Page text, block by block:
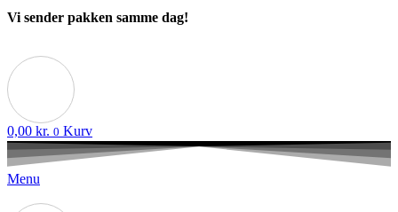
Vi sender pakken samme dag!
0,00 kr. 0 Kurv
Menu